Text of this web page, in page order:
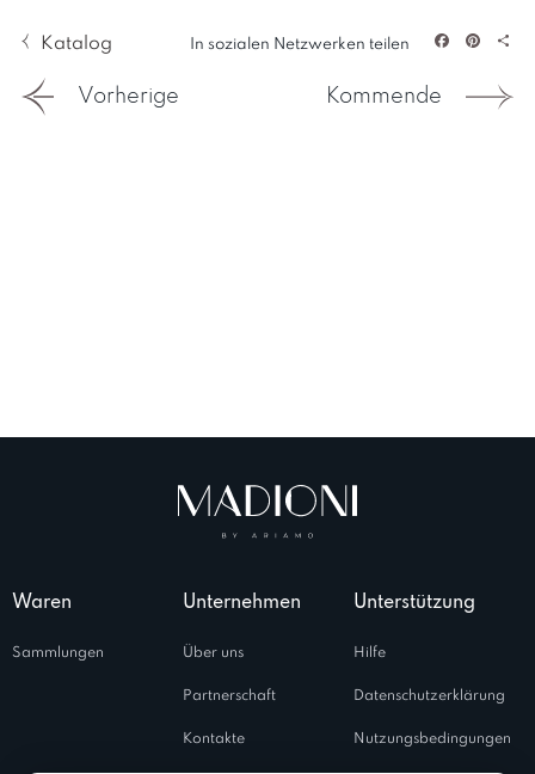
Katalog In sozialen Netzwerken teilen
Vorherige
Kommende
Waren
Sammlungen
Unternehmen
Über uns
Partnerschaft
Kontakte
Unterstützung
Hilfe
Datenschutzerklärung
Nutzungsbedingungen